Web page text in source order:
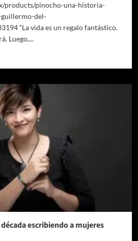
products/pinocho-una-historia-
del-
“La vida es un regalo fantástico.
Luego,...
escribiendo a mujeres